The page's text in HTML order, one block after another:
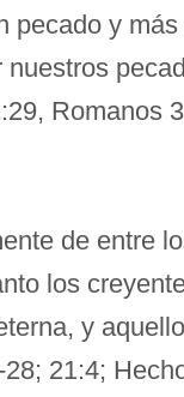
pecado y
Romanos
de entre
los
y
21:4;